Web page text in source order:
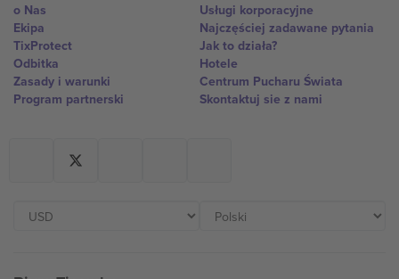
o Nas
Ekipa
TixProtect
Odbitka
Zasady i warunki
Program partnerski
Usługi korporacyjne
Najczęściej zadawane pytania
Jak to działa?
Hotele
Centrum Pucharu Świata
Skontaktuj sie z nami